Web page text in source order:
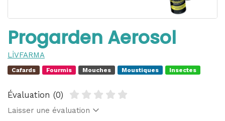
Progarden Aerosol
LİVFARMA
Cafards Fourmis Mouches Moustiques Insectes
Évaluation (0)
Laisser une évaluation